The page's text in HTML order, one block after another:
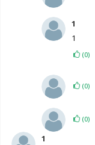
1
1
(0)
(0)
(0)
1